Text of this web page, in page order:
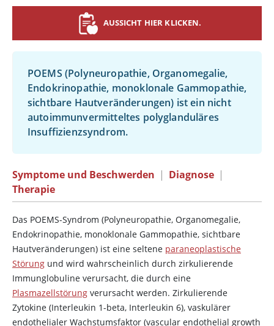
AUSSICHT HIER KLICKEN.
POEMS (Polyneuropathie, Organomegalie,
Endokrinopathie, monoklonale Gammopathie,
sichtbare Hautveränderungen) ist ein nicht
autoimmunvermitteltes polyglanduläres
Insuffizienzsyndrom.
Symptome und Beschwerden | Diagnose |
Therapie
Das POEMS-Syndrom (Polyneuropathie, Organomegalie,
Endokrinopathie, monoklonale Gammopathie, sichtbare
Hautveränderungen) ist eine seltene paraneoplastische
Störung und wird wahrscheinlich durch zirkulierende
Immunglobuline verursacht, die durch eine
Plasmazellstörung verursacht werden. Zirkulierende
Zytokine (Interleukin 1-beta, Interleukin 6), vaskulärer
endothelialer Wachstumsfaktor (vascular endothelial growth